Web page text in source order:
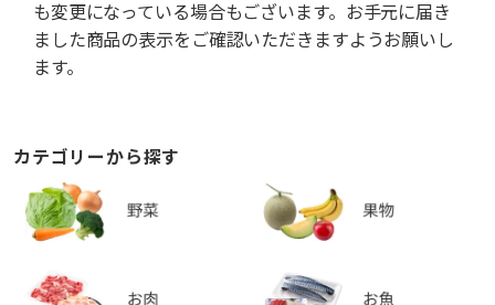
も変更になっている場合もございます。お手元に届き
ました商品の表示をご確認いただきますようお願いし
ます。
カテゴリーから探す